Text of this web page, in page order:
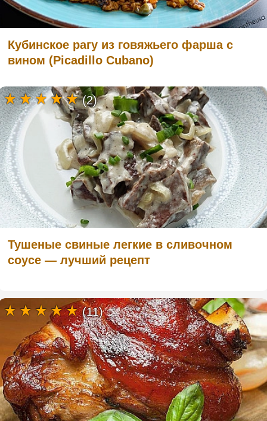
Кубинское рагу из говяжьего фарша с
вином (Picadillo Cubano)
Тушеные свиные легкие в сливочном
соусе — лучший рецепт
(2)
(11)